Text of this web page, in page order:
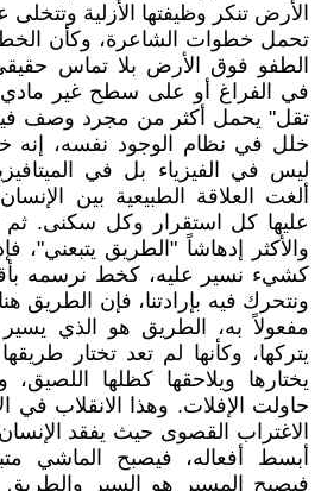
الأرض تنكر وظيفتها الأزلية
تحمل خطوات الشاعرة، وكأن
الطفو فوق الأرض بلا تماس
في الفراغ أو على سطح غير
تقل" يحمل أكثر من مجرد وصف
خلل في نظام الوجود نفسه، إنه
ليس في الفيزياء بل في
ألغت العلاقة الطبيعية بين
عليها كل استقرار وكل سكنى. ثم
والأكثر إدهاشاً "الطريق يتبعني"،
كشيء نسير عليه، كخط نرسمه
ونتحرك فيه بإرادتنا، فإن الطريق
مفعولاً به، الطريق هو الذي يسير
يتركها، وكأنها لم تعد تختار
يختارها ويلاحقها كظلها
حاولت الإفلات. وهذا الانقلاب في
الاغتراب القصوى حيث يفقد
أبسط أفعاله، فيصبح الماشي
فيصبح المسير هو السير